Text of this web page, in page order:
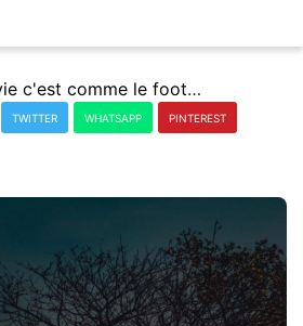
La vie c'est comme le football, seul le rÃ©sultat compte !
TWITTER WHATSAPP PINTEREST